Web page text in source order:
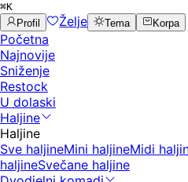
⌘K
Profil
Želje Tema Korpa
Početna
Najnovije
Sniženje
Restock
U dolaski
Haljine
Haljine
Sve haljineMini haljineMidi
haljineSvečane haljine